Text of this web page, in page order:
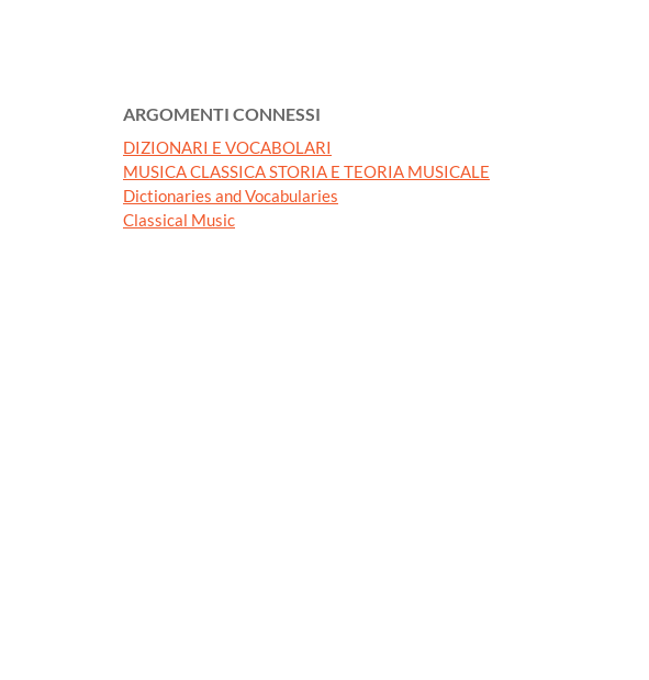
ARGOMENTI CONNESSI
DIZIONARI E VOCABOLARI
MUSICA CLASSICA STORIA E TEORIA MUSICALE
Dictionaries and Vocabularies
Classical Music